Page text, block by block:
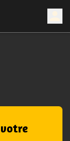
votre